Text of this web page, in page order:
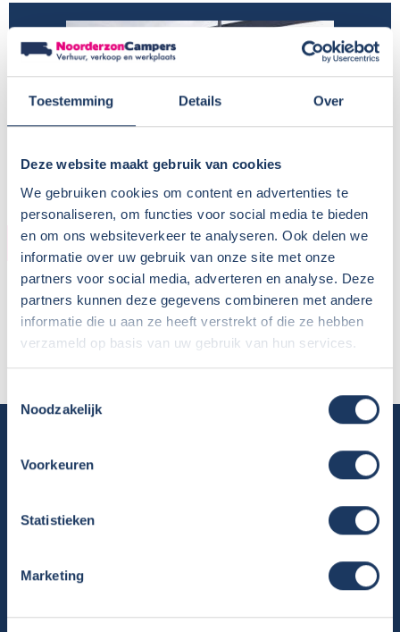
Toestemming Details Over
Deze website maakt gebruik van cookies
We gebruiken cookies om content en advertenties te
personaliseren, om functies voor social media te bieden
en om ons websiteverkeer te analyseren. Ook delen we
informatie over uw gebruik van onze site met onze
partners voor social media, adverteren en analyse. Deze
partners kunnen deze gegevens combineren met andere
informatie die u aan ze heeft verstrekt of die ze hebben
verzameld op basis van uw gebruik van hun services.
Noodzakelijk
Voorkeuren
Statistieken
Marketing
KOPER
Naam:
Koen Maronier
Plaats / Provincie: Lemmer
Koopdatum:
08-03-2018
Bürstner Travel Van 620 30 year
Ervaringen van huurders